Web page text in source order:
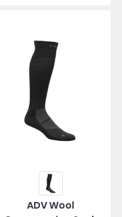
ADV Wool